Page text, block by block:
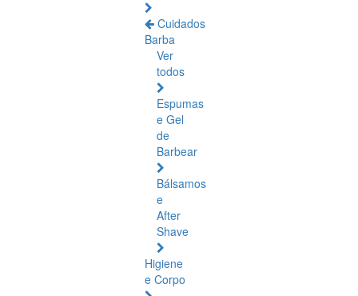
Cuidados
Barba
Ver
todos
Espumas
e Gel
de
Barbear
Bálsamos
e
After
Shave
Higiene
e Corpo